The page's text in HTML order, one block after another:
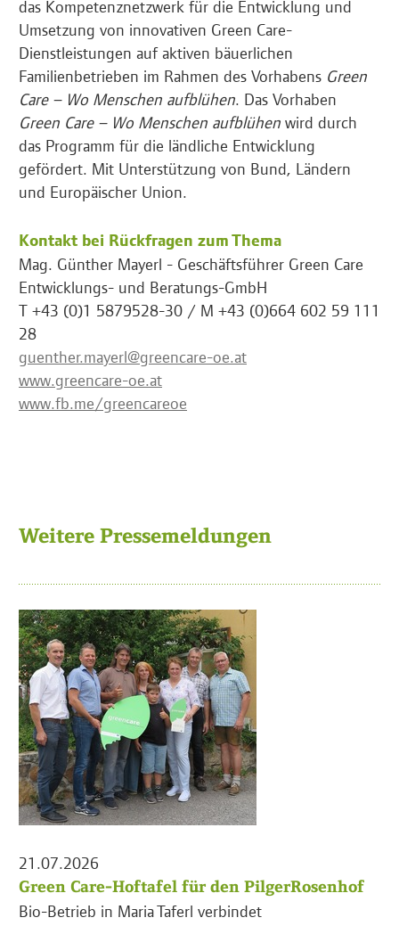
das Kompetenznetzwerk für die Entwicklung und
Umsetzung von innovativen Green Care-
Dienstleistungen auf aktiven bäuerlichen
Familienbetrieben im Rahmen des Vorhabens Green
Care – Wo Menschen aufblühen. Das Vorhaben
Green Care – Wo Menschen aufblühen wird durch
das Programm für die ländliche Entwicklung
gefördert. Mit Unterstützung von Bund, Ländern
und Europäischer Union.
Kontakt bei Rückfragen zum Thema
Mag. Günther Mayerl - Geschäftsführer Green Care
Entwicklungs- und Beratungs-GmbH
T +43 (0)1 5879528-30 / M +43 (0)664 602 59 111
28
guenther.mayerl@greencare-oe.at
www.greencare-oe.at
www.fb.me/greencareoe
Weitere Pressemeldungen
21.07.2026
Green Care-Hoftafel für den PilgerRosenhof
Bio-Betrieb in Maria Taferl verbindet